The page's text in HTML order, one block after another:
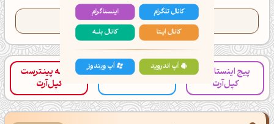
تعداد کدهای کپی شده این رنگ:95
پیج اینستاگرام
کپل‌آرت
کانال تلگرام کپل‌آرت
صفحه پینترست
کپل‌آرت
کانال تلگرام
اینستاگرام
کانال ایــتا
کانال بلـــه
اَپ اندروید اَپ ویندوز